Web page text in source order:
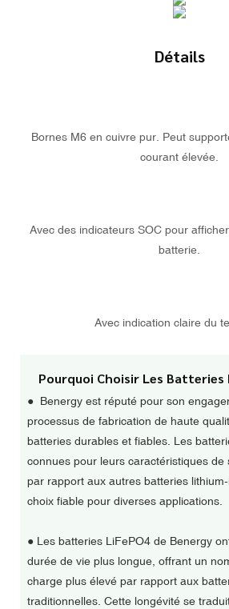
Détails
Bornes M6 en cuivre pur. Peut
courant élevée.
Avec des indicateurs SOC pour
batterie.
Avec indication claire du
Pourquoi Choisir Les
● Benergy est réputé pour son
processus de fabrication de haute
batteries durables et fiables. Les
connues pour leurs caractéristiques de
par rapport aux autres batteries
choix fiable pour diverses applications.
● Les batteries LiFePO4 de Benergy
durée de vie plus longue, offrant un
charge plus élevé par rapport aux
traditionnelles. Cette longévité se